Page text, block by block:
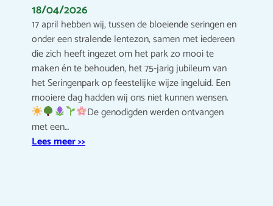
18/04/2026
17 april hebben wij, tussen de bloeiende seringen en
onder een stralende lentezon, samen met iedereen
die zich heeft ingezet om het park zo mooi te
maken én te behouden, het 75-jarig jubileum van
het Seringenpark op feestelijke wijze ingeluid. Een
mooiere dag hadden wij ons niet kunnen wensen.
De genodigden werden ontvangen
met een…
Lees meer >>